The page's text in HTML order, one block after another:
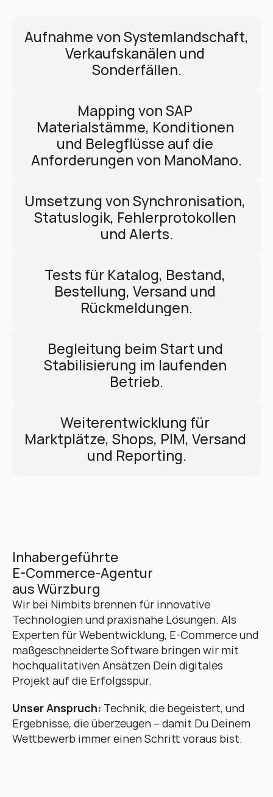
Aufnahme von Systemlandschaft,
Verkaufskanälen und
Sonderfällen.
Mapping von SAP
Materialstämme, Konditionen
und Belegflüsse auf die
Anforderungen von ManoMano.
Umsetzung von Synchronisation,
Statuslogik, Fehlerprotokollen
und Alerts.
Tests für Katalog, Bestand,
Bestellung, Versand und
Rückmeldungen.
Begleitung beim Start und
Stabilisierung im laufenden
Betrieb.
Weiterentwicklung für
Marktplätze, Shops, PIM, Versand
und Reporting.
Inhabergeführte
E-Commerce-Agentur
aus Würzburg
Wir bei Nimbits brennen für innovative
Technologien und praxisnahe Lösungen. Als
Experten für Webentwicklung, E-Commerce und
maßgeschneiderte Software bringen wir mit
hochqualitativen Ansätzen Dein digitales
Projekt auf die Erfolgsspur.
Unser Anspruch: Technik, die begeistert, und
Ergebnisse, die überzeugen – damit Du Deinem
Wettbewerb immer einen Schritt voraus bist.